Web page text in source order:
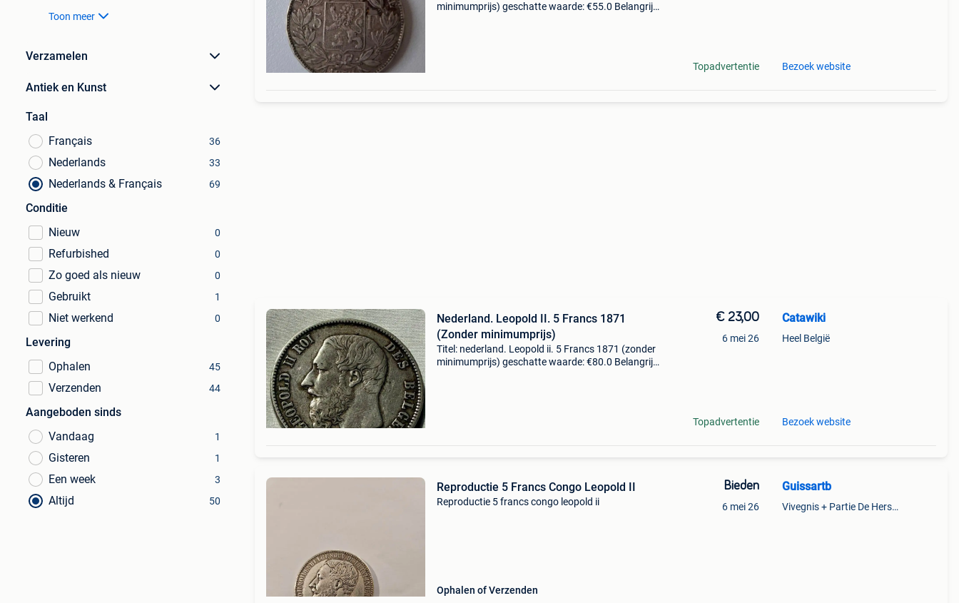
Toon meer
Verzamelen
Antiek en Kunst
Taal
Français
36
Nederlands 33
Nederlands & Français 69
Conditie
Nieuw
0
Refurbished 0
Zo goed als nieuw 0
Gebruikt 1
Niet werkend 0
Levering
Ophalen
45
Verzenden 44
Aangeboden sinds
Vandaag
1
Gisteren 1
Een week 3
Altijd 50
minimumprijs) geschatte waarde: €55.0 Belangrijk:
Topadvertentie Bezoek website
Nederland. Leopold II. 5 Francs 1871
(Zonder minimumprijs)
Titel: nederland. Leopold ii. 5 Francs 1871 (zonder
minimumprijs) geschatte waarde: €80.0 Belangrijk:
€ 23,00
6 mei 26
Topadvertentie
Catawiki
Heel België
Bezoek website
Reproductie 5 Francs Congo Leopold II
Reproductie 5 francs congo leopold ii
Ophalen of Verzenden
Bieden
6 mei 26
Guissartb
Vivegnis + Partie De Herstal, Wandre Et Cheratte